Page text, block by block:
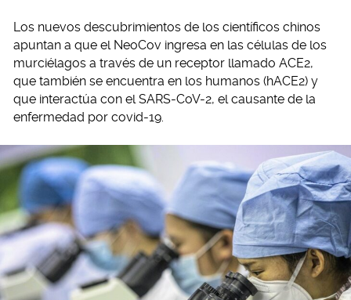
Los nuevos descubrimientos de los científicos chinos
apuntan a que el NeoCov ingresa en las células de los
murciélagos a través de un receptor llamado ACE2,
que también se encuentra en los humanos (hACE2) y
que interactúa con el SARS-CoV-2, el causante de la
enfermedad por covid-19.